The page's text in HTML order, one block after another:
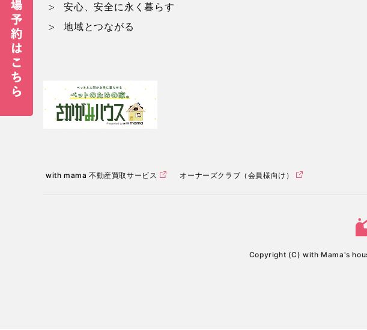
安心、安全に永く暮らす
地域とつながる
with mama 不動産買取サービス オーナーズクラブ（会員様向け）
Copyright (C) with Mama's